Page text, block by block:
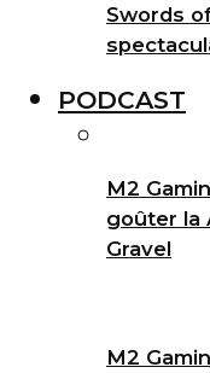
Swords
PODCAST
M2
goûter la
Gravel
M2